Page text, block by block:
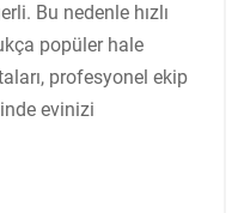
Bu nedenle hızlı
popüler hale
profesyonel ekip
evinizi